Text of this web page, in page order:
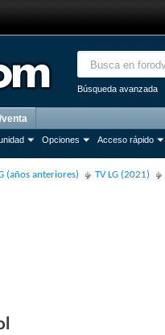
Búsqueda avanzada
Opciones Acceso rápido
(años anteriores) TV LG (2021)